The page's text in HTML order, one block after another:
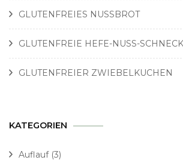
GLUTENFREIES NUSSBROT
GLUTENFREIE HEFE-NUSS-
GLUTENFREIER ZWIEBELKUCHEN
KATEGORIEN
Auflauf(3)